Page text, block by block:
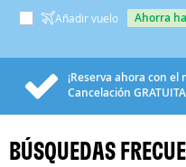
Añadir vuelo ahorra
¡Reserva ahora con
Cancelación GRATUITA
BÚSQUEDAS